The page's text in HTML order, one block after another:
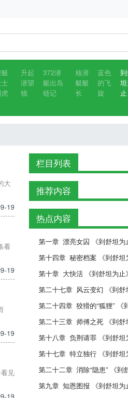
升起
潜望
镜
372潜
艇出岛
链记
核潜
艇艇
长
蓝色
的飞
旋
止
大
19
看
19
19
见
19
栏目列表
推荐内容
热点内容
第一章 漂亮女囚 《到舒坦为
第十四章 秘密档案 《到舒坦
第十章 大快活 《到舒坦为止》
第二十七章 风云变幻 《到舒
第二十四章 狡猾的“狐狸” 《
第二十三章 师傅之死 《到舒
第十八章 负荆请罪 《到舒坦
第十七章 特立独行 《到舒坦
第二十二章 消除“隐患” 《到
第九章 知恩图报 《到舒坦为